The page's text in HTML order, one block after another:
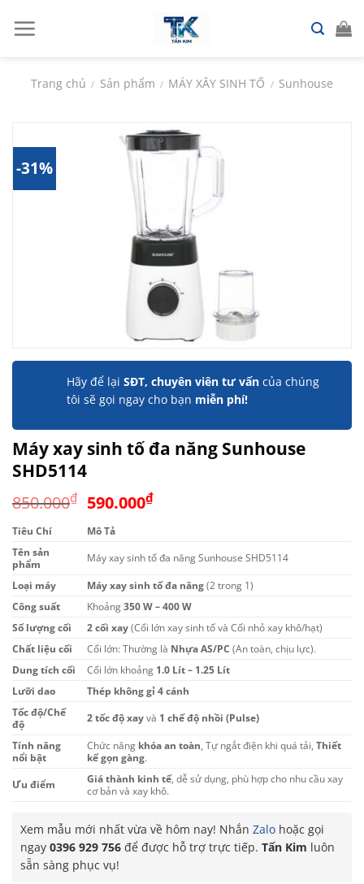
đến
Trang chủ / Sản phẩm / MÁY XÂY SINH TỐ / Sunhouse
-31%
Hãy để lại SĐT, chuyên viên tư vấn của chúng
tôi sẽ gọi ngay cho bạn miễn phí!
Máy xay sinh tố đa năng Sunhouse
SHD5114
850.000₫ Giá
gốc
là:
850.000₫.
590.000₫Giá
là:
590.000₫.
Tiêu Chí
Mô Tả
Tên sản
phẩm
Máy xay sinh tố đa năng Sunhouse SHD5114
Loại máy Máy xay sinh tố đa năng(2 trong 1)
Công suất
Khoảng350 W – 400 W
Số lượng cối
2 cối xay(Cối lớn xay sinh tố và Cối nhỏ xay khô/hạt)
Chất liệu cối
Cối lớn: Thường là Nhựa AS/PC (An toàn, chịu lực).
Dung tích cối
Cối lớn khoảng 1.0 Lít – 1.25 Lít
Lưỡi dao
Thép không gỉ 4 cánh
Tốc độ/Chế
độ
2 tốc độ xayvà 1 chế độ nhồi (Pulse)
Tính năng
nổi bật
Chức năng khóa an toàn, Tự ngắt điện khi quá tải, Thiết
kế gọn gàng.
Ưu điểm Giá thành kinh tế, dễ sử dụng, phù hợp cho nhu cầu xay
cơ bản và xay khô.
Xem mẫu mới nhất vừa về hôm nay! Nhắn Zalo hoặc gọi
ngay 0396 929 756 để được hỗ trợ trực tiếp. Tấn Kim luôn
sẵn sàng phục vụ!